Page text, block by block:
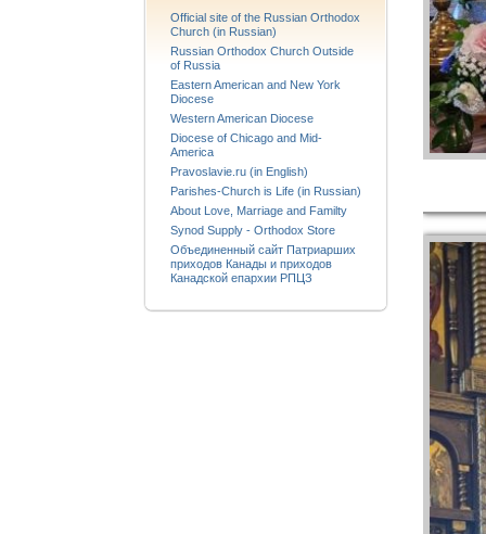
Official site of the Russian Orthodox
Church (in Russian)
Russian Orthodox Church Outside
of Russia
Eastern American and New York
Diocese
Western American Diocese
Diocese of Chicago and Mid-
America
Pravoslavie.ru (in English)
Parishes-Church is Life (in Russian)
About Love, Marriage and Familty
Synod Supply - Orthodox Store
Объединенный сайт Патриарших
приходов Канады и приходов
Канадской епархии РПЦЗ